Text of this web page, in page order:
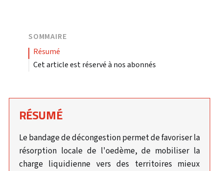
SOMMAIRE
résumé
Cet article est réservé à nos abonnés
RÉSUMÉ
Le bandage de décongestion permet de favoriser la
résorption locale de l'oedème, de mobiliser la
charge liquidienne vers des territoires mieux